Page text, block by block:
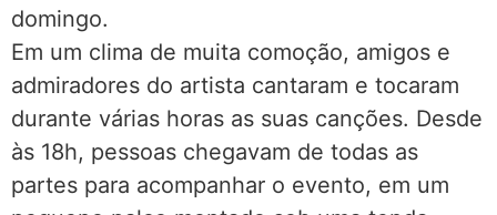
domingo.
Em um clima de muita comoção, amigos e
admiradores do artista cantaram e tocaram
durante várias horas as suas canções. Desde
às 18h, pessoas chegavam de todas as
partes para acompanhar o evento, em um